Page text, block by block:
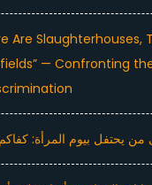
Are Slaughterhouses,
— Confronting
من يحتفل بيوم المرأة: